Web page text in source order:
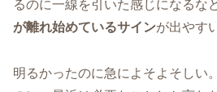
るのに一線を引いた感じになるなど
が離れ始めているサインが出やす
明るかったのに急によそよそしい